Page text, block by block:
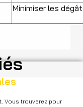
Minimiser les
Vous trouverez pour